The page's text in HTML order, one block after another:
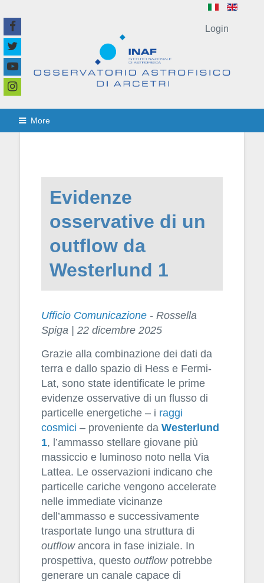
More
Evidenze
osservative di un
outflow da
Westerlund 1
Ufficio Comunicazione- Rossella
Spiga | 22 dicembre2025
Grazie alla combinazione dei dati da
terra e dallo spazio di Hess e Fermi-
Lat, sono state identificate le prime
evidenze osservative di un flusso di
particelle energetiche – i raggi
cosmici – proveniente da Westerlund
1, l’ammasso stellare giovane più
massiccio e luminoso noto nella Via
Lattea. Le osservazioni indicano che
particelle cariche vengono accelerate
nelle immediate vicinanze
dell’ammasso e successivamente
trasportate lungo una struttura di
outflowancora in fase iniziale. In
prospettiva, questo outflow potrebbe
generare un canale capace di
Login